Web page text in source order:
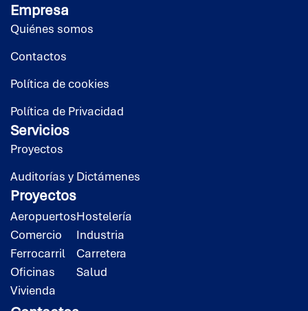
Empresa
Quiénes somos
Contactos
Política de cookies
Política de Privacidad
Servicios
Proyectos
Auditorías y Dictámenes
Proyectos
Aeropuertos
Comercio
Ferrocarril
Oficinas
Vivienda
Hostelería
Industria
Carretera
Salud